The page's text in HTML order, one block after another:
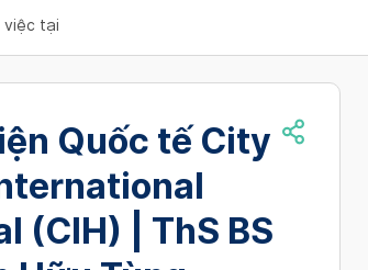
việc tại
Quốc tế City
(CIH) | ThS BS